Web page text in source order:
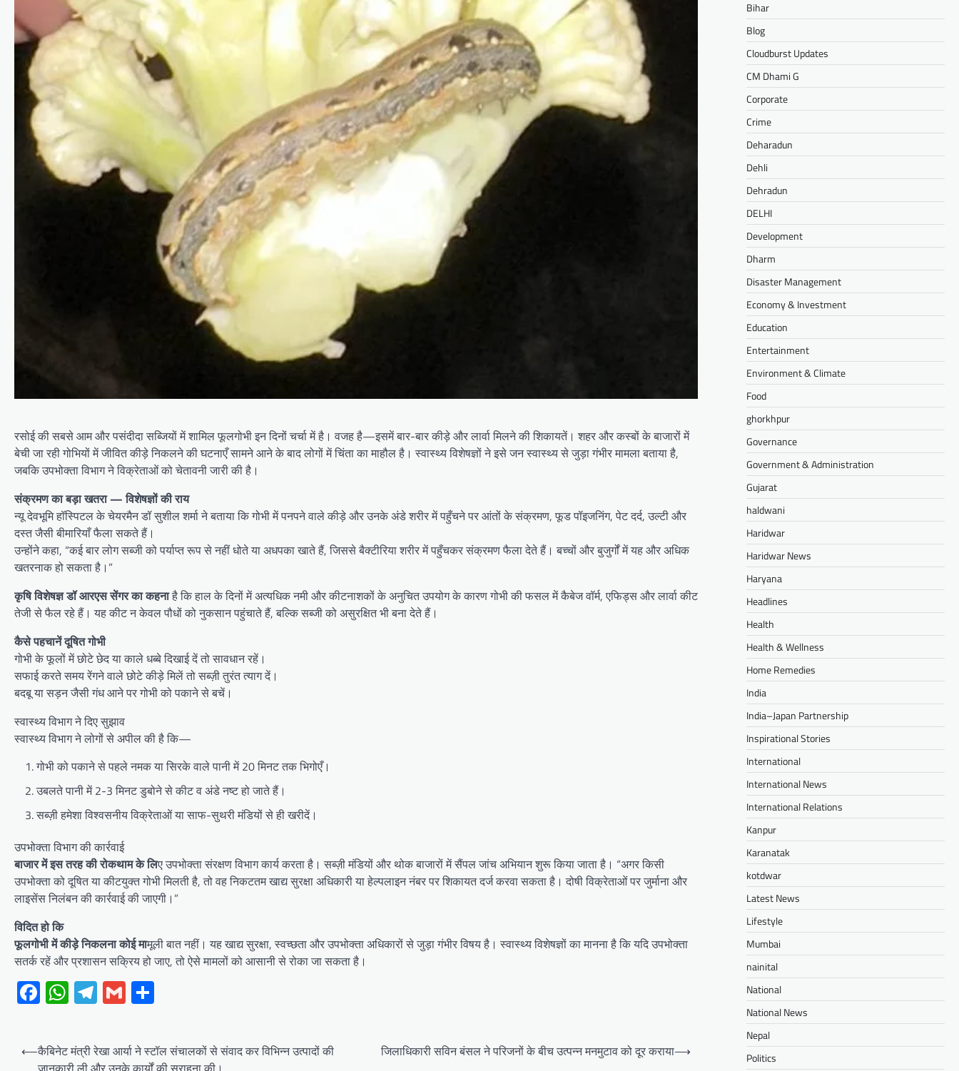
रसोई की सबसे आम और पसंदीदा सब्जियों में शामिल फूलगोभी इन दिनों चर्चा में है। वजह है—इसमें बार-बार कीड़े और लार्वा मिलने की शिकायतें। शहर और कस्बों के बाजारों में
बेची जा रही गोभियों में जीवित कीड़े निकलने की घटनाएँ सामने आने के बाद लोगों में चिंता का माहौल है। स्वास्थ्य विशेषज्ञों ने इसे जन स्वास्थ्य से जुड़ा गंभीर मामला बताया है,
जबकि उपभोक्ता विभाग ने विक्रेताओं को चेतावनी जारी की है।
संक्रमण का बड़ा खतरा — विशेषज्ञों की राय
न्यू देवभूमि हॉस्पिटल के चेयरमैन डॉ सुशील शर्मा ने बताया कि गोभी में पनपने वाले कीड़े और उनके अंडे शरीर में पहुँचने पर आंतों के संक्रमण, फूड पॉइजनिंग, पेट दर्द, उल्टी और
दस्त जैसी बीमारियाँ फैला सकते हैं।
उन्होंने कहा, “कई बार लोग सब्जी को पर्याप्त रूप से नहीं धोते या अधपका खाते हैं, जिससे बैक्टीरिया शरीर में पहुँचकर संक्रमण फैला देते हैं। बच्चों और बुजुर्गों में यह और अधिक
खतरनाक हो सकता है।”
कृषि विशेषज्ञ डॉ आरएस सेंगर का कहनाहै कि हाल के दिनों में अत्यधिक नमी और कीटनाशकों के अनुचित उपयोग के कारण गोभी की फसल में कैबेज वॉर्म, एफिड्स और लार्वा कीट
तेजी से फैल रहे हैं। यह कीट न केवल पौधों को नुकसान पहुंचाते हैं, बल्कि सब्जी को असुरक्षित भी बना देते हैं।
कैसे पहचानें दूषित गोभी
गोभी के फूलों में छोटे छेद या काले धब्बे दिखाई दें तो सावधान रहें।
सफाई करते समय रेंगने वाले छोटे कीड़े मिलें तो सब्ज़ी तुरंत त्याग दें।
बदबू या सड़न जैसी गंध आने पर गोभी को पकाने से बचें।
स्वास्थ्य विभाग ने दिए सुझाव
स्वास्थ्य विभाग ने लोगों से अपील की है कि—
गोभी को पकाने से पहले नमक या सिरके वाले पानी में 20 मिनट तक भिगोएँ।
उबलते पानी में 2-3 मिनट डुबोने से कीट व अंडे नष्ट हो जाते हैं।
सब्ज़ी हमेशा विश्वसनीय विक्रेताओं या साफ-सुथरी मंडियों से ही खरीदें।
उपभोक्ता विभाग की कार्रवाई
बाजार में इस तरह की रोकथाम के लिए उपभोक्ता संरक्षण विभाग कार्य करता है। सब्ज़ी मंडियों और थोक बाजारों में सैंपल जांच अभियान शुरू किया जाता है। “अगर किसी
उपभोक्ता को दूषित या कीटयुक्त गोभी मिलती है, तो वह निकटतम खाद्य सुरक्षा अधिकारी या हेल्पलाइन नंबर पर शिकायत दर्ज करवा सकता है। दोषी विक्रेताओं पर जुर्माना और
लाइसेंस निलंबन की कार्रवाई की जाएगी।”
विदित हो कि
फूलगोभी में कीड़े निकलना कोई मामूली बात नहीं। यह खाद्य सुरक्षा, स्वच्छता और उपभोक्ता अधिकारों से जुड़ा गंभीर विषय है। स्वास्थ्य विशेषज्ञों का मानना है कि यदि उपभोक्ता
सतर्क रहें और प्रशासन सक्रिय हो जाए, तो ऐसे मामलों को आसानी से रोका जा सकता है।
Facebook
WhatsApp
Telegram
Gmail
Post
⟵कैबिनेट मंत्री रेखा आर्या ने स्टॉल संचालकों से संवाद कर विभिन्न उत्पादों की
जिलाधिकारी सविन बंसल ने परिजनों के बीच उत्पन्न मनमुटाव को दूर कराया⟶
Bihar
Blog
Cloudburst Updates
CM Dhami G
Corporate
Crime
Deharadun
Dehli
Dehradun
DELHI
Development
Dharm
Disaster Management
Economy & Investment
Education
Entertainment
Environment & Climate
Food
ghorkhpur
Governance
Government & Administration
Gujarat
haldwani
Haridwar
Haridwar News
Haryana
Headlines
Health
Health & Wellness
Home Remedies
India
India–Japan Partnership
Inspirational Stories
International
International News
International Relations
Kanpur
Karanatak
kotdwar
Latest News
Lifestyle
Mumbai
nainital
National
National News
Nepal
Politics